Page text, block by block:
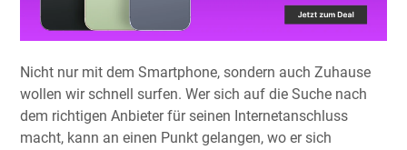
Nicht nur mit dem Smartphone, sondern auch Zuhause
wollen wir schnell surfen. Wer sich auf die Suche nach
dem richtigen Anbieter für seinen Internetanschluss
macht, kann an einen Punkt gelangen, wo er sich